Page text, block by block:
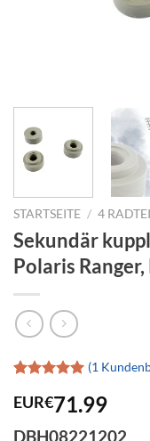
STARTSEITE / 4
Sekundär
Polaris Ranger,
mit5.00
basierend
(1
EUR€71.99
DBH08221202